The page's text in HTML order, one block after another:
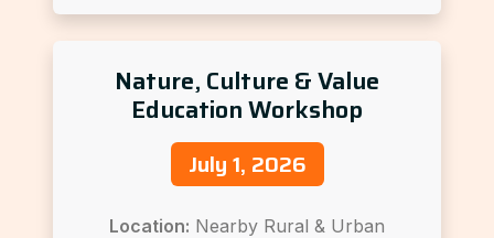
Nature, Culture & Value
Education Workshop
July 1, 2026
Location: Nearby Rural & Urban